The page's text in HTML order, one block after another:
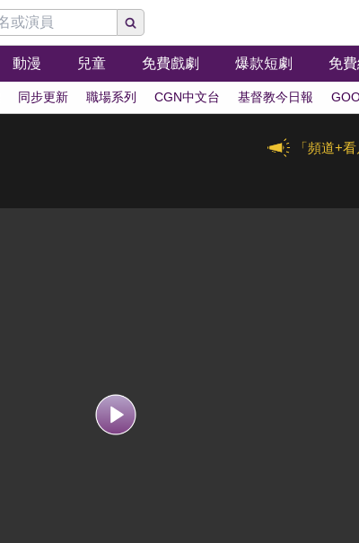
動漫 兒童 免費戲劇 爆款短劇 免
同步更新 職場系列 CGN中文台 基督教今日報
「頻道+